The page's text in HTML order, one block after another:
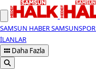
SAMSUN HABERSAMSUNSPOR
İLANLAR
Daha Fazla